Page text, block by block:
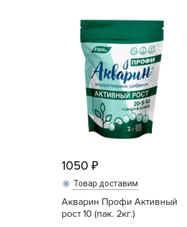
Садовый инвентарь и
техника
СЕМЕНА
Средства для септиков,
туалетов, компостов,
прудов и бассейнов
растений
Средства от бытовых и
летающих насекомых,
грызунов
1050
Товар доставим
Акварин Профи Активный
рост 10 (пак. 2кг.)